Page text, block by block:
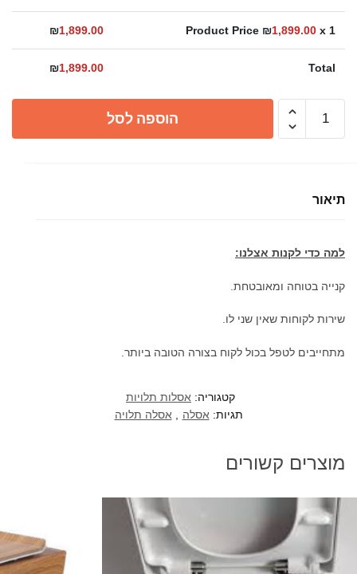
Product Price ₪1,899.00 x 1
₪1,899.00
Total
₪1,899.00
הוספה לסל
תיאור
למה כדי לקנות אצלנו:
קנייה בטוחה ומאובטחת.
שירות לקוחות שאין שני לו.
מתחייבים לטפל בכול לקוח בצורה הטובה ביותר.
קטגוריה: אסלות תלויות
תגיות: אסלה אסלה תלויה
מוצרים קשורים